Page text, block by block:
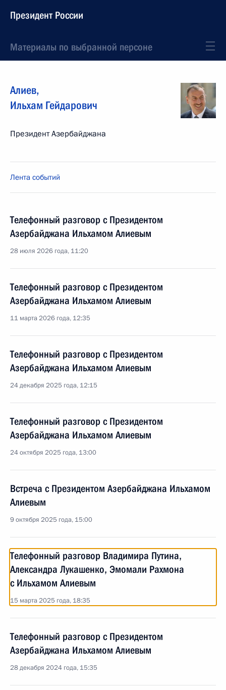
Президент России
Материалы по выбранной персоне
Алиев,
Ильхам Гейдарович
Президент Азербайджана
Лента событий
Телефонный разговор с Президентом
Азербайджана Ильхамом Алиевым
28 июля 2026 года, 11:20
Телефонный разговор с Президентом
Азербайджана Ильхамом Алиевым
11 марта 2026 года, 12:35
Телефонный разговор с Президентом
Азербайджана Ильхамом Алиевым
24 декабря 2025 года, 12:15
Телефонный разговор с Президентом
Азербайджана Ильхамом Алиевым
24 октября 2025 года, 13:00
Встреча с Президентом Азербайджана Ильхамом
Алиевым
9 октября 2025 года, 15:00
Телефонный разговор Владимира Путина,
Александра Лукашенко, Эмомали Рахмона
с Ильхамом Алиевым
15 марта 2025 года, 18:35
Телефонный разговор с Президентом
Азербайджана Ильхамом Алиевым
28 декабря 2024 года, 15:35